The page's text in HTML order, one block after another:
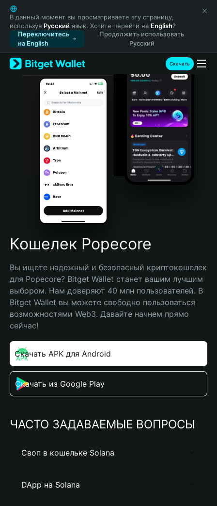
English
日本語
Tiếng Việt
Русский
Español (Latinoamérica)
Türkçe
Italiano
Português (Portugal)
Bahasa Indonesia
Português (Brasil)
Español (Argentina)
В данный момент вы просматриваете эту страницу,
используя Русский язык. Хотите перейти на English?
Переключитесь
на English
Продолжить использовать
Русский
Скачать
Кошелек Popecore
Вы ищете надежный и безопасный криптокошелек
для Popecore? Bitget Wallet станет вашим лучшим
выбором. Нам доверяют 40 млн пользователей. В
Bitget Wallet вы можете свободно пользоваться
возможностями Web3. Давайте начнем прямо
сейчас!
Скачать APK для Android
Скачать из Google Play
ЧАСТО ЗАДАВАЕМЫЕ ВОПРОСЫ
Своп в кошельке Solana
DApp на Solana